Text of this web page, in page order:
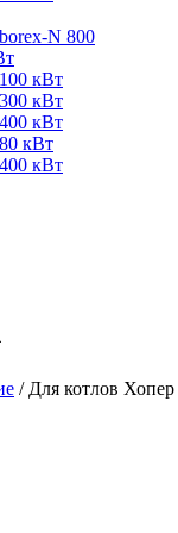
N 800
кВт
кВт
кВт
кВт
кВт
/ Для котлов